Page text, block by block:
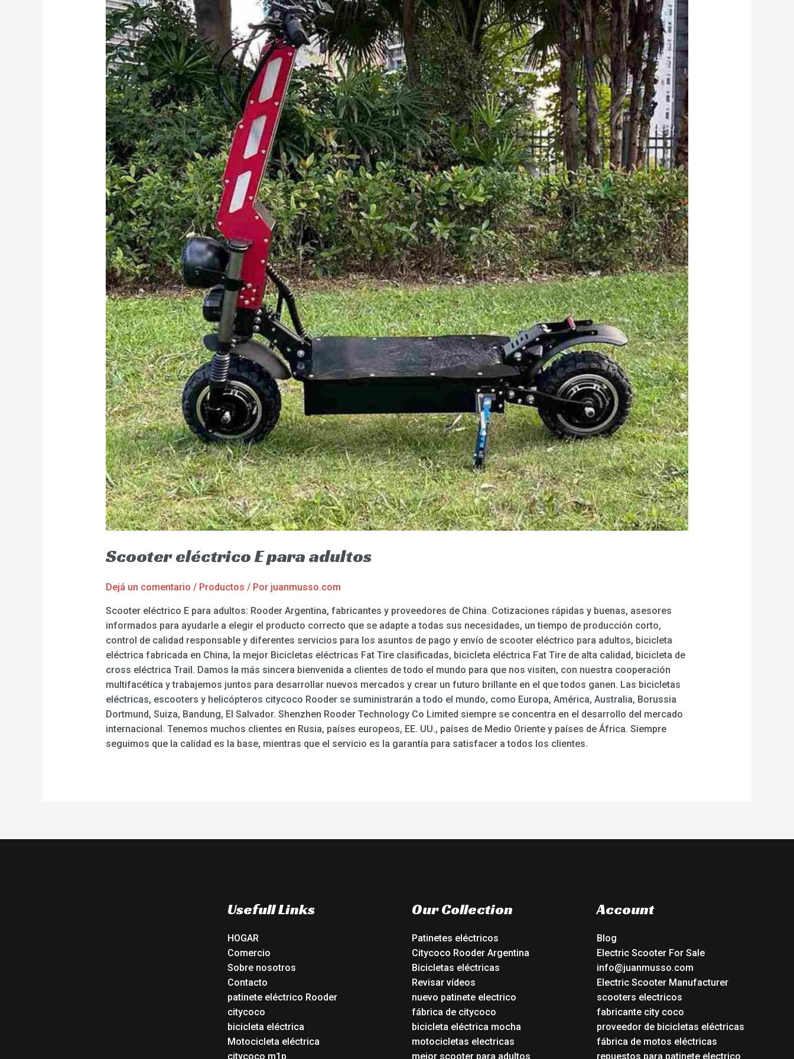
Scooter eléctrico E para adultos
Dejá un comentario / Productos / Por juanmusso.com
Scooter eléctrico E para adultos: Rooder Argentina, fabricantes y proveedores de China. Cotizaciones rápidas y buenas, asesores
informados para ayudarle a elegir el producto correcto que se adapte a todas sus necesidades, un tiempo de producción corto,
control de calidad responsable y diferentes servicios para los asuntos de pago y envío de scooter eléctrico para adultos, bicicleta
eléctrica fabricada en China, la mejor Bicicletas eléctricas Fat Tire clasificadas, bicicleta eléctrica Fat Tire de alta calidad, bicicleta de
cross eléctrica Trail. Damos la más sincera bienvenida a clientes de todo el mundo para que nos visiten, con nuestra cooperación
multifacética y trabajemos juntos para desarrollar nuevos mercados y crear un futuro brillante en el que todos ganen. Las bicicletas
eléctricas, escooters y helicópteros citycoco Rooder se suministrarán a todo el mundo, como Europa, América, Australia, Borussia
Dortmund, Suiza, Bandung, El Salvador. Shenzhen Rooder Technology Co Limited siempre se concentra en el desarrollo del mercado
internacional. Tenemos muchos clientes en Rusia, países europeos, EE. UU., países de Medio Oriente y países de África. Siempre
seguimos que la calidad es la base, mientras que el servicio es la garantía para satisfacer a todos los clientes.
Usefull Links
HOGAR
Comercio
Sobre nosotros
Contacto
patinete eléctrico Rooder
citycoco
bicicleta eléctrica
Motocicleta eléctrica
citycoco m1p
Our Collection
Patinetes eléctricos
Citycoco Rooder Argentina
Bicicletas eléctricas
Revisar vídeos
nuevo patinete electrico
fábrica de citycoco
bicicleta eléctrica mocha
motocicletas electricas
mejor scooter para adultos
Account
Blog
Electric Scooter For Sale
info@juanmusso.com
Electric Scooter Manufacturer
scooters electricos
fabricante city coco
proveedor de bicicletas eléctricas
fábrica de motos eléctricas
repuestos para patinete electrico